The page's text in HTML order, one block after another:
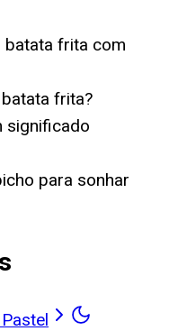
batata frita com
frita?
significado
para sonhar